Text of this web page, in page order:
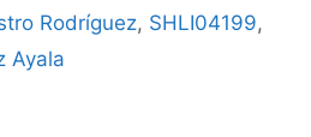
Rodríguez, SHLI04199,
Ayala